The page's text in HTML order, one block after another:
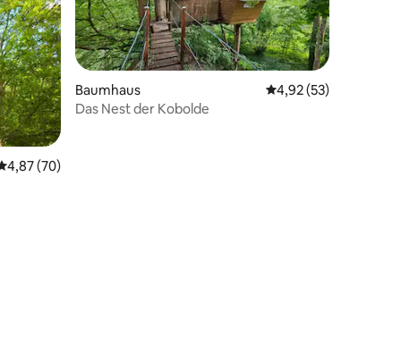
Bewertung: 4,87 von 5, 70 Bewertungen
4,87 (70)
Baumhaus Durchschnittliche
4,92 (53)
Das Nest der Kobolde